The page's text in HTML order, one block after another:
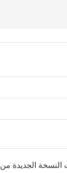
النسخة الجديدة من